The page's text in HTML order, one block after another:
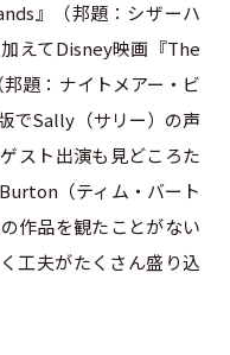
』（邦題：シザーハ
えてDisney映画『The
題：ナイトメアー・ビ
でSally（サリー）の声
スト出演も見どころた
（ティム・バート
作品を観たことがない
工夫がたくさん盛り込